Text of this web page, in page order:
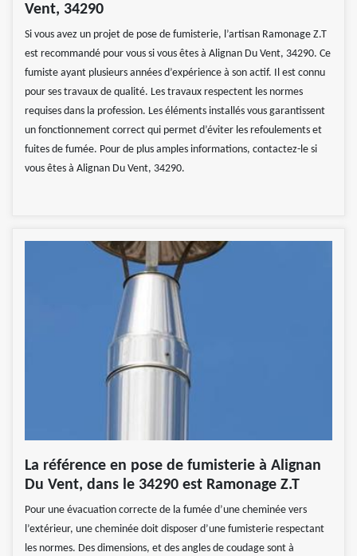
Vent, 34290
Si vous avez un projet de pose de fumisterie, l’artisan Ramonage Z.T
est recommandé pour vous si vous êtes à Alignan Du Vent, 34290. Ce
fumiste ayant plusieurs années d’expérience à son actif. Il est connu
pour ses travaux de qualité. Les travaux respectent les normes
requises dans la profession. Les éléments installés vous garantissent
un fonctionnement correct qui permet d’éviter les refoulements et
fuites de fumée. Pour de plus amples informations, contactez-le si
vous êtes à Alignan Du Vent, 34290.
La référence en pose de fumisterie à Alignan
Du Vent, dans le 34290 est Ramonage Z.T
Pour une évacuation correcte de la fumée d’une cheminée vers
l’extérieur, une cheminée doit disposer d’une fumisterie respectant
les normes. Des dimensions, et des angles de coudage sont à